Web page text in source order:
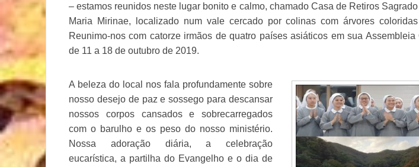
– estamos reunidos neste lugar bonito e calmo, chamado Casa de Retiros
Maria Mirinae, localizado num vale cercado por colinas com árvores
Reunimo-nos com catorze irmãos de quatro países asiáticos em sua Assembleia
de 11 a 18 de outubro de 2019.
A beleza do local nos fala profundamente sobre
nosso desejo de paz e sossego para descansar
nossos corpos cansados ​​e sobrecarregados
com o barulho e os peso do nosso ministério.
Nossa adoração diária, a celebração
eucarística, a partilha do Evangelho e o dia de